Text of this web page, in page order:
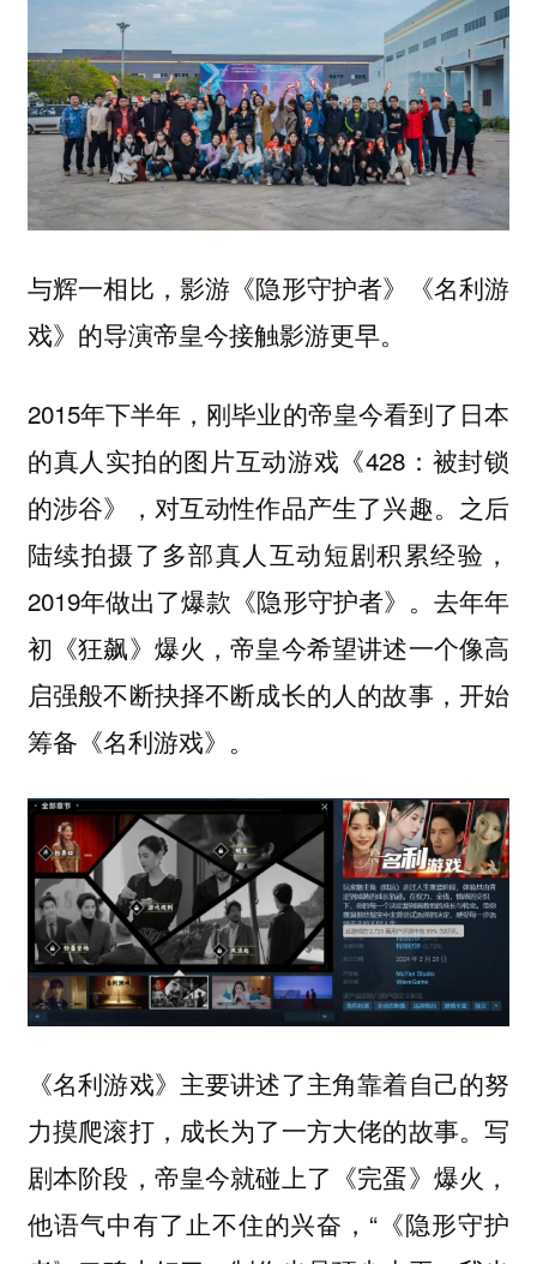
与辉一相比，影游《隐形守护者》《名利游
戏》的导演帝皇今接触影游更早。
2015年下半年，刚毕业的帝皇今看到了日本
的真人实拍的图片互动游戏《428：被封锁
的涉谷》，对互动性作品产生了兴趣。之后
陆续拍摄了多部真人互动短剧积累经验，
2019年做出了爆款《隐形守护者》。去年年
初《狂飙》爆火，帝皇今希望讲述一个像高
启强般不断抉择不断成长的人的故事，开始
筹备《名利游戏》。
《名利游戏》主要讲述了主角靠着自己的努
力摸爬滚打，成长为了一方大佬的故事。写
剧本阶段，帝皇今就碰上了《完蛋》爆火，
他语气中有了止不住的兴奋，“《隐形守护